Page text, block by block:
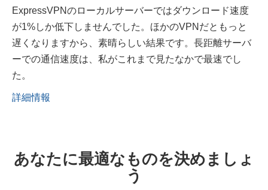
ExpressVPNのローカルサーバーではダウンロード速度
が1%しか低下しませんでした。ほかのVPNだともっと
遅くなりますから、素晴らしい結果です。長距離サーバ
ーでの通信速度は、私がこれまで見たなかで最速でし
た。
詳細情報
あなたに最適なものを決めましょ
う